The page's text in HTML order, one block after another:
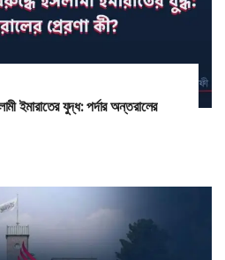
ইমারাতের যুদ্ধ: পর্দার অন্তরালের